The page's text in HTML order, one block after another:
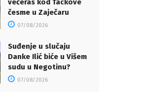
večeras kod Tackove
česme u Zaječaru
07/08/2026
Suđenje u slučaju
Danke Ilić biće u Višem
sudu u Negotinu?
07/08/2026